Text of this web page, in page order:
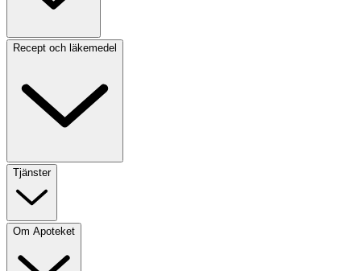
Recept och läkemedel
Tjänster
Om Apoteket